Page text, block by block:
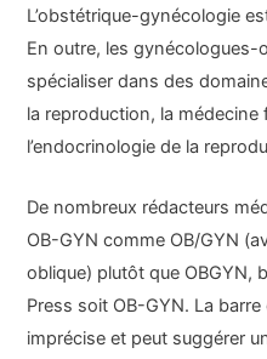
L’obstétrique-gynécologie
En outre, les
spécialiser dans des
la reproduction, la
l’endocrinologie de la
De nombreux rédacteurs
OB-GYN comme OB/GYN
oblique) plutôt que OBGYN,
Press soit OB-GYN. La
imprécise et peut suggérer